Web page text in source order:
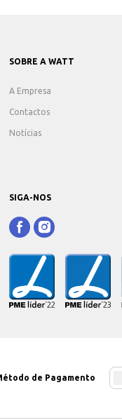
SOBRE A WATT
A Empresa
Contactos
Notícias
SIGA-NOS
de Pagamento